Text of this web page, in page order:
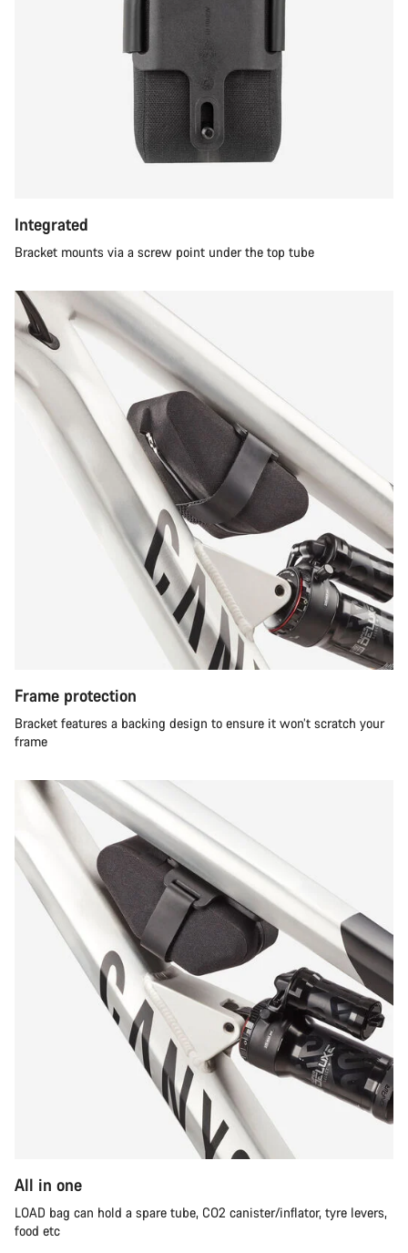
Integrated
Bracket mounts via a screw point under the top tube
Frame protection
Bracket features a backing design to ensure it won’t scratch your
frame
All in one
LOAD bag can hold a spare tube, CO2 canister/inflator, tyre levers,
food etc